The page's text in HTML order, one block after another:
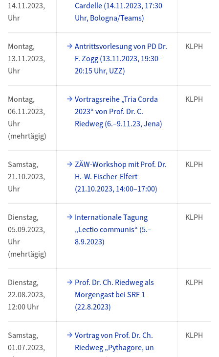
14.11.2023,
Uhr
Cardelle (14.11.2023, 17:30
Uhr, Bologna/Teams)
Montag,
13.11.2023,
Uhr
Antrittsvorlesung von PD Dr.
F. Zogg (13.11.2023, 19:30–
20:15 Uhr, UZZ)
KLPH
Montag,
06.11.2023,
Uhr
(mehrtägig)
Vortragsreihe „Tria Corda
2023“ von Prof. Dr. C.
Riedweg (6.–9.11.23, Jena)
KLPH
Samstag,
21.10.2023,
Uhr
ZÄW-Workshop mit Prof. Dr.
H.-W. Fischer-Elfert
(21.10.2023, 14:00–17:00)
KLPH
Dienstag,
05.09.2023,
Uhr
(mehrtägig)
Internationale Tagung
„Lectio communis“ (5.–
8.9.2023)
KLPH
Dienstag,
22.08.2023,
12:00 Uhr
Prof. Dr. Ch. Riedweg als
Morgengast bei SRF 1
(22.8.2023)
KLPH
Samstag,
01.07.2023,
Vortrag von Prof. Dr. Ch.
Riedweg „Pythagore, un
KLPH